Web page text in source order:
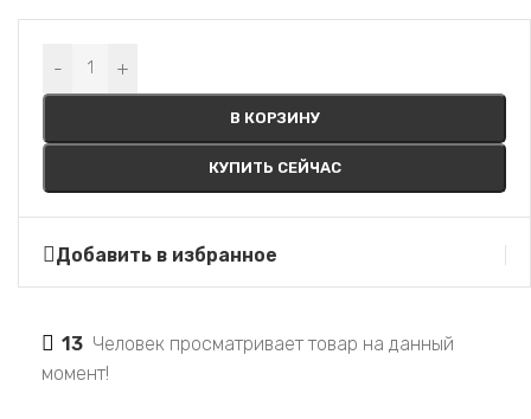
- +
В КОРЗИНУ
КУПИТЬ СЕЙЧАС
Alternative:
Добавить в избранное
13 Человек просматривает товар на данный
момент!